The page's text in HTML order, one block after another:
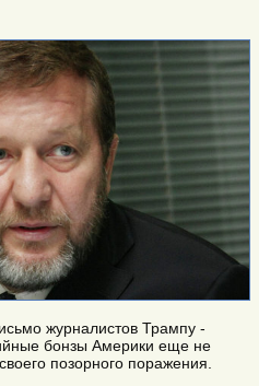
журналистов Трампу -
бонзы Америки еще не
позорного поражения.